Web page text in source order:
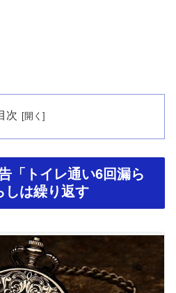
次
「トイレ通い6回漏ら
しは繰り返す